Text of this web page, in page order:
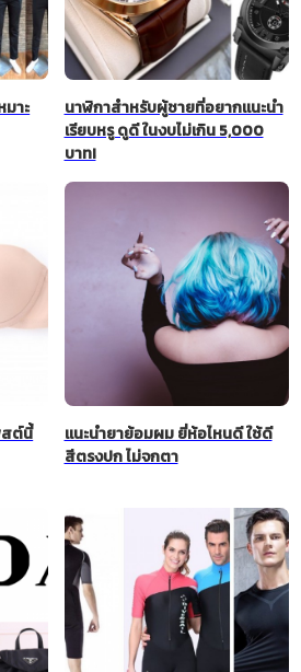
าะ
นาฬิกาสำหรับผู้ชายที่อยากแนะนำ
เรียบหรู ดูดี ในงบไม่เกิน 5,000
บาท!
สต์นี้
แนะนำยาย้อมผม ยี่ห้อไหนดี ใช้ดี
สีตรงปก ไม่จกตา